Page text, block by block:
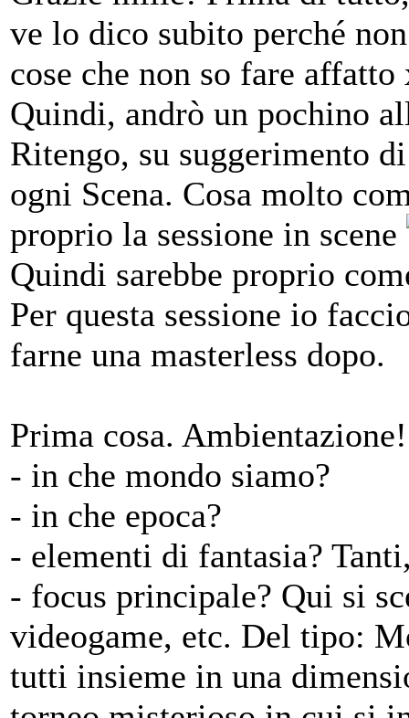
ve lo dico subito perché
cose che non so fare affatto
Quindi, andrò un pochino
Ritengo, su suggerimento
ogni Scena. Cosa molto
proprio la sessione in scene
Quindi sarebbe proprio
Per questa sessione io
farne una masterless dopo.
Prima cosa.
- in che mondo siamo?
- in che epoca?
- elementi di fantasia?
- focus principale? Qui si
videogame, etc. Del tipo:
tutti insieme in una